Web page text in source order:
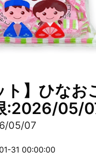
ト】ひなお
:2026/05/
05/07
31 00:00:00